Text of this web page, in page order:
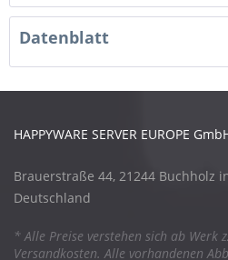
Datenblatt
HAPPYWARE SERVER EUROPE
Brauerstraße 44, 21244 Buchholz
Deutschland
* Alle Preise verstehen sich ab Werk
Versandkosten. Alle vorhandenen